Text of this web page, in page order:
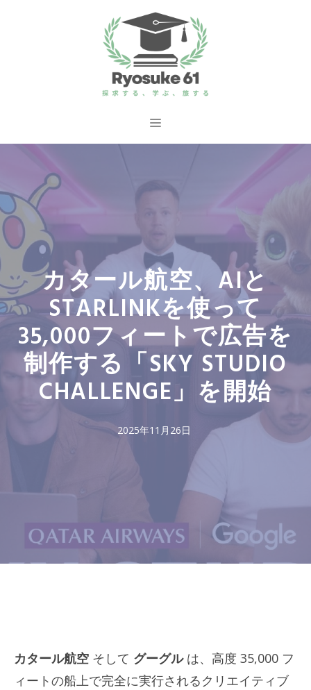
ス
ッ
プ
メ
ー
カタール航空、AIと
STARLINKを使って
35,000フィートで広告を
制作する「SKY STUDIO
CHALLENGE」を開始
2025年11月26日
カタール航空 そして グーグルは、高度 35,000 フ
ィートの船上で完全に実行されるクリエイティブ